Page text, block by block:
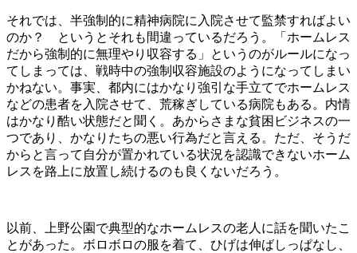
それでは、半強制的に精神病院に入院させて監禁すればよい
のか？ というとそれも間違っているだろう。「ホームレス
だから強制的に無理やり収容する」というのがルールになっ
てしまっては、戦時中の強制収容施設のようになってしまい
かねない。事実、都内にはかなり強引な手立てでホームレス
などの患者を入院させて、荒稼ぎしている病院もある。内情
はかなり酷い状態だと聞く。あからさまな貧困ビジネスの一
つであり、かなりたちの悪い行為だと言える。ただ、そうだ
からと言って自分が置かれている状況を認識できないホーム
レスを路上に放置し続けるのも良くないだろう。
以前、上野公園で典型的なホームレスの老人に話を聞いたこ
とがあった。ボロボロの服を着て、ひげは伸ばしっぱなし、